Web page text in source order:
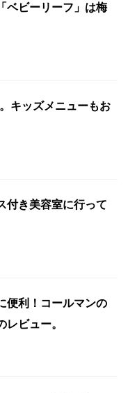
ベビーリーフ」は梅
キッズメニューもお
付き美容室に行って
便利！コールマンの
ビュー。